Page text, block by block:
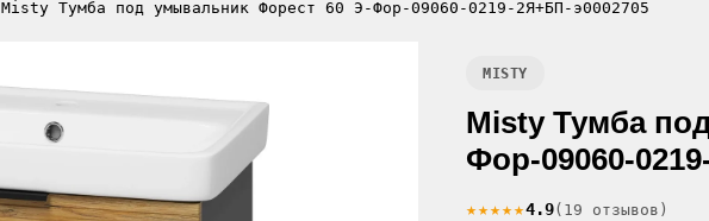
Misty Тумба под умывальник Форест 60 Э-Фор-09060-0219-2Я+БП-э0002705
MISTY
Misty Тумба
Фор-09060-
★★★★★4.9(19 отзывов)